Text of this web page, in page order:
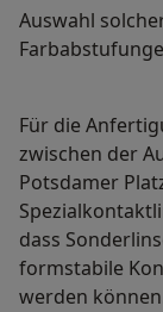
Auswahl
Für die
zwischen der
Potsdamer
dass
formstabile
werden